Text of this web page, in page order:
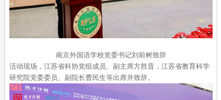
南京外国语学校党委书记刘前树致辞
活动现场，江苏省科协党组成员、副主席方胜昔，江苏省教育科学
研究院党委委员、副院长曹民生等出席并致辞。